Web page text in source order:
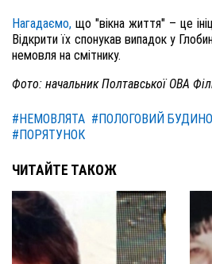
Нагадаємо, що "вікна життя" – це
Відкрити їх спонукав випадок у
немовля на смітнику.
Фото: начальник Полтавської ОВА
#НЕМОВЛЯТА #ПОЛОГОВИЙ
#ПОРЯТУНОК
ЧИТАЙТЕ ТАКОЖ